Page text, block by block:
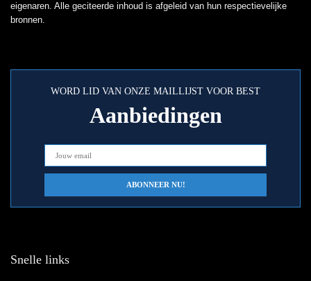
eigenaren. Alle geciteerde inhoud is afgeleid van hun respectievelijke
bronnen.
WORD LID VAN ONZE MAILLIJST VOOR BEST
Aanbiedingen
Snelle links